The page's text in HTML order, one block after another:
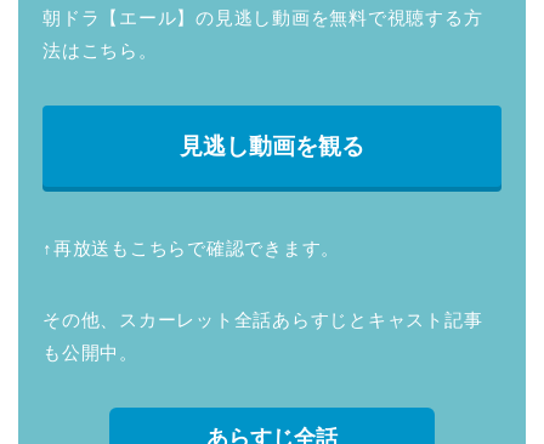
朝ドラ【エール】の見逃し動画を無料で視聴する方
法はこちら。
見逃し動画を観る
↑再放送もこちらで確認できます。
その他、スカーレット全話あらすじとキャスト記事
も公開中。
あらすじ全話